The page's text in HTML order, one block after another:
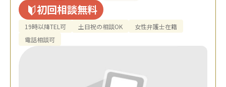
初回相談無料
19時以降TEL可 土日祝の相談OK
女性弁護士在籍
電話相談可